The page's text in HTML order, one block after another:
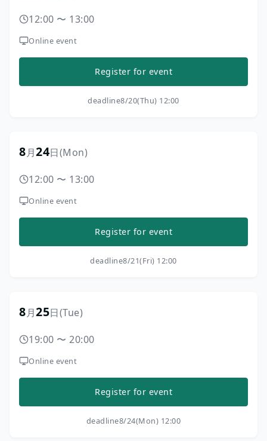
12:00 〜 13:00
Online event
Register for event
deadline8/20(Thu) 12:00
8月24日(Mon)
12:00 〜 13:00
Online event
Register for event
deadline8/21(Fri) 12:00
8月25日(Tue)
19:00 〜 20:00
Online event
Register for event
deadline8/24(Mon) 12:00